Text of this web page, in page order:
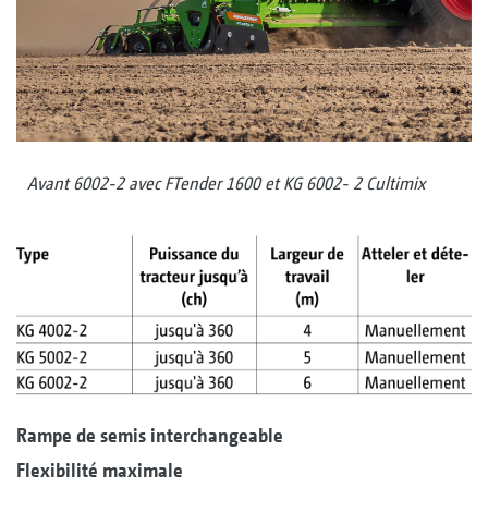
Avant 6002-2 avec FTender 1600 et KG 6002- 2 Cultimix
Rampe de semis interchangeable
Flexibilité maximale